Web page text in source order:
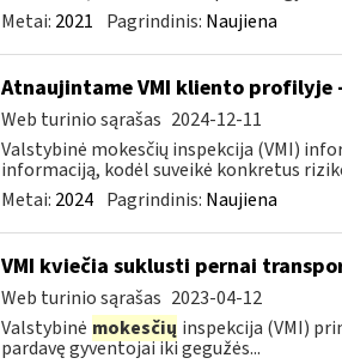
Metai: 2021 Pagrindinis: Naujiena
Atnaujintame VMI kliento profilyje
Web turinio sąrašas 2024-12-11
Valstybinė mokesčių inspekcija (VMI)
informaciją, kodėl suveikė konkretus
Metai: 2024 Pagrindinis: Naujiena
VMI kviečia suklusti pernai
Web turinio sąrašas 2023-04-12
Valstybinė mokesčių inspekcija (VMI)
pardavę gyventojai iki gegužės...